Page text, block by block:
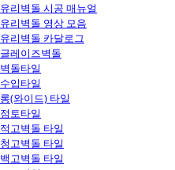
유리벽돌 시공 매뉴얼
유리벽돌 영상 모음
유리벽돌 카달로그
글레이즈벽돌
벽돌타일
수입타일
롱(와이드) 타일
점토타일
적고벽돌 타일
청고벽돌 타일
백고벽돌 타일